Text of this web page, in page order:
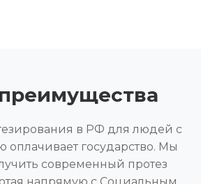
в РФ для людей с
оплачивает государство. Мы
современный протез